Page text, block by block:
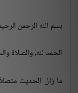
بسم الله الرحمن
الحمد لله، والصلاة
ما زال الحديث